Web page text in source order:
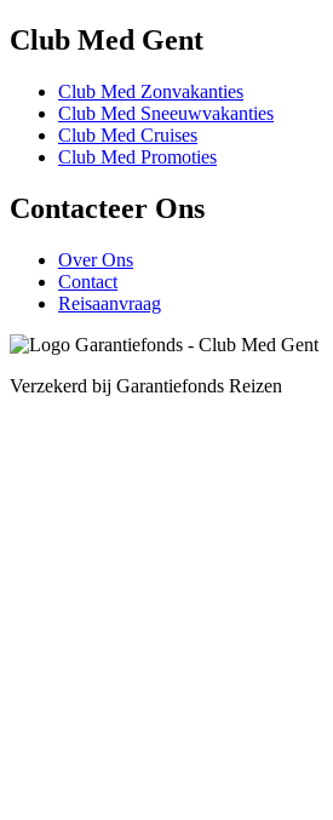
Club Med Gent
Club Med Zonvakanties
Club Med Sneeuwvakanties
Club Med Cruises
Club Med Promoties
Contacteer Ons
Over Ons
Contact
Reisaanvraag
Verzekerd bij Garantiefonds Reizen